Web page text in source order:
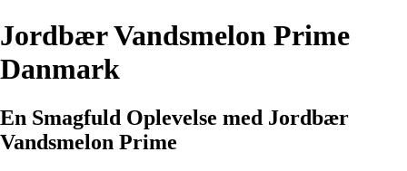
Jordbær Vandsmelon Prime
Danmark
En Smagfuld Oplevelse med Jordbær
Vandsmelon Prime